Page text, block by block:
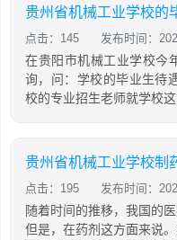
贵州省机械工业学校的
点击：145 发布时间：
在贵阳市机械工业学校今
询，问：学校的毕业生待
校的专业招生老师就学校
贵州省机械工业学校制
点击：195 发布时间：
随着时间的推移，我国的
但是，在药剂这方面来说